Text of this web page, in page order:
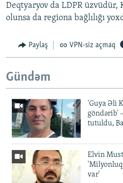
Deqtyaryov da LDPR
olunsa da regiona bağlılığı
Paylaş VPN-siz açmaq
Gündəm
'Guya Əli
göndərib'
tutuldu,
Elvin
var'